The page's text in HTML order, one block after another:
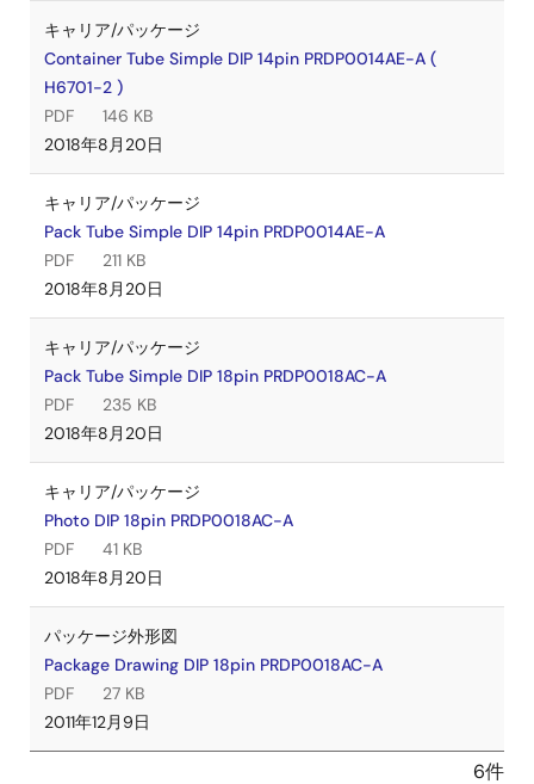
キャリア/パッケージ
Container Tube Simple DIP 14pin PRDP0014AE-A (
H6701-2 )
PDF
146 KB
2018年8月20日
キャリア/パッケージ
Pack Tube Simple DIP 14pin PRDP0014AE-A
PDF
211 KB
2018年8月20日
キャリア/パッケージ
Pack Tube Simple DIP 18pin PRDP0018AC-A
PDF
235 KB
2018年8月20日
キャリア/パッケージ
Photo DIP 18pin PRDP0018AC-A
PDF
41 KB
2018年8月20日
パッケージ外形図
Package Drawing DIP 18pin PRDP0018AC-A
PDF
27 KB
2011年12月9日
6件